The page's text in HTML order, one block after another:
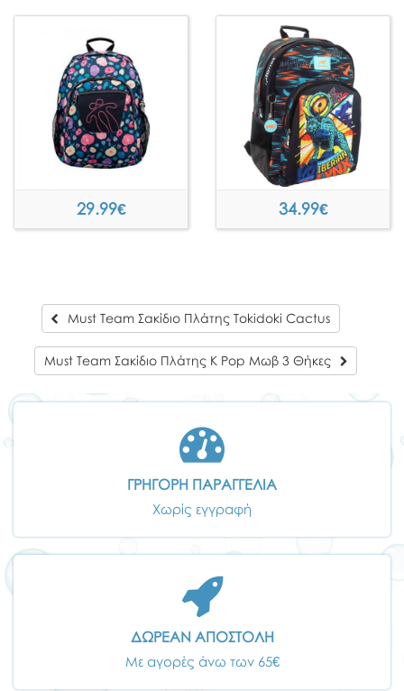
29.99€ 34.99€
Must Team Σακίδιο Πλάτης Tokidoki Cactus
Must Team Σακίδιο Πλάτης K Pop Μωβ 3 Θήκες
ΓΡΗΓΟΡΗ ΠΑΡΑΓΓΕΛΙΑ
Χωρίς εγγραφή
ΔΩΡΕΑΝ ΑΠΟΣΤΟΛΗ
Με αγορές άνω των 65€